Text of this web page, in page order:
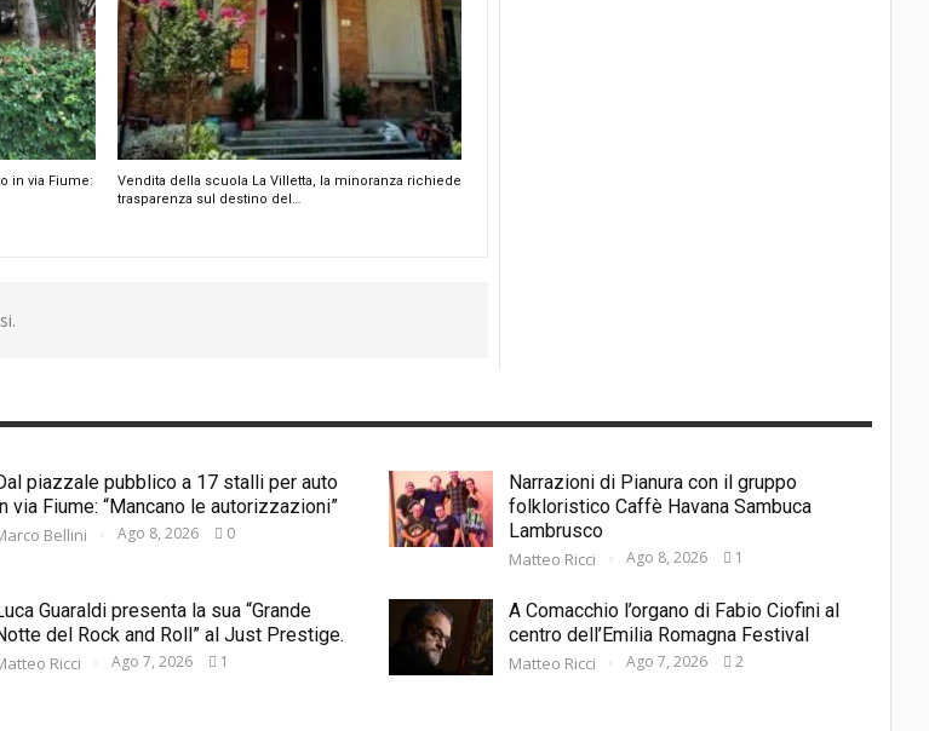
in via Fiume:
Vendita della scuola La Villetta, la minoranza richiede
trasparenza sul destino del…
piazzale pubblico a 17 stalli per auto
via Fiume: “Mancano le autorizzazioni”
Bellini Ago 8, 2026 0
Narrazioni di Pianura con il gruppo
folkloristico Caffè Havana Sambuca
Lambrusco
Matteo Ricci Ago 8, 2026 1
Guaraldi presenta la sua “Grande
del Rock and Roll” al Just Prestige.
Ricci Ago 7, 2026 1
A Comacchio l’organo di Fabio Ciofini al
centro dell’Emilia Romagna Festival
Matteo Ricci Ago 7, 2026 2